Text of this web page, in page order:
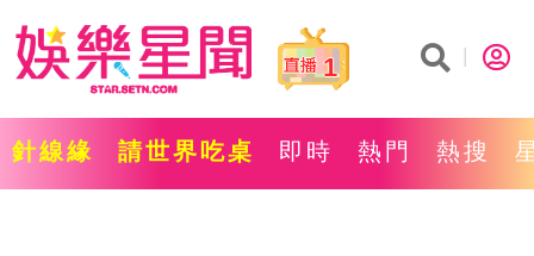
1
針線緣 請世界吃桌 即時 熱門 熱搜